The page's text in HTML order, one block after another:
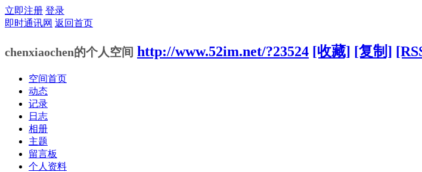
立即注册 登录
即时通讯网 返回首页
chenxiaochen的个人空间 http://www.52im.net/?23524 [收藏] [复制]
空间首页
动态
记录
日志
相册
主题
留言板
个人资料